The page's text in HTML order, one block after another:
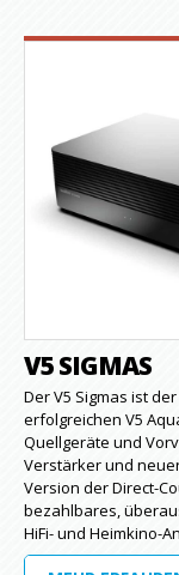
V5 SIGMAS
Der V5 Sigmas ist
erfolgreichen V5
Quellgeräte und
Verstärker und
Version der Direct-
bezahlbares,
HiFi- und Heimkino-